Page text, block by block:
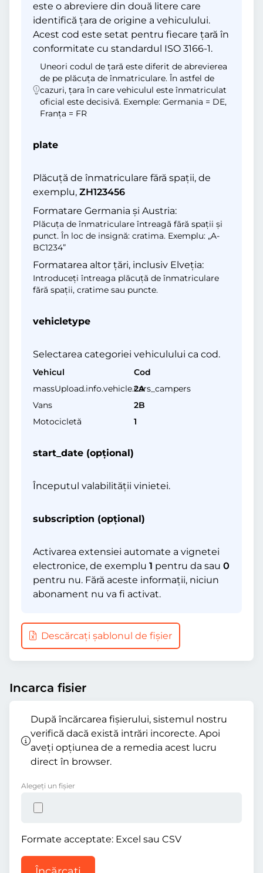
este o abreviere din două litere care
identifică țara de origine a vehiculului.
Acest cod este setat pentru fiecare țară în
conformitate cu standardul ISO 3166-1.
Uneori codul de țară este diferit de abrevierea
de pe plăcuța de înmatriculare. În astfel de
cazuri, țara în care vehiculul este înmatriculat
oficial este decisivă. Exemple: Germania = DE,
Franța = FR
plate
Plăcuță de înmatriculare fără spații, de
exemplu, ZH123456
Formatare Germania și Austria:
Plăcuța de înmatriculare întreagă fără spații și
punct. În loc de insignă: cratima. Exemplu: „A-
BC1234”
Formatarea altor țări, inclusiv Elveția:
Introduceți întreaga plăcuță de înmatriculare
fără spații, cratime sau puncte.
vehicletype
Selectarea categoriei vehiculului ca cod.
Vehicul
Cod
massUpload.info.vehicle.cars_campers
2A
Vans
2B
Motocicletă
1
start_date (opţional)
Începutul valabilității vinietei.
subscription (opţional)
Activarea extensiei automate a vignetei
electronice, de exemplu 1 pentru da sau 0
pentru nu. Fără aceste informații, niciun
abonament nu va fi activat.
Descărcați șablonul de fișier
Incarca fisier
După încărcarea fișierului, sistemul nostru
verifică dacă există intrări incorecte. Apoi
aveți opțiunea de a remedia acest lucru
direct în browser.
Alegeți un fișier
Formate acceptate: Excel sau CSV